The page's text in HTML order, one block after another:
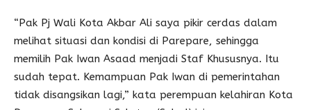
“Pak Pj Wali Kota Akbar Ali saya pikir cerdas dalam
melihat situasi dan kondisi di Parepare, sehingga
memilih Pak Iwan Asaad menjadi Staf Khususnya. Itu
sudah tepat. Kemampuan Pak Iwan di pemerintahan
tidak disangsikan lagi,” kata perempuan kelahiran Kota